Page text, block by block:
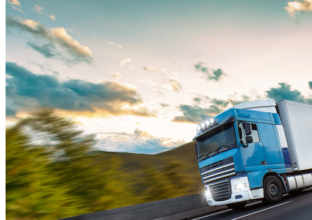
Trasporto a temperatura controllata
Trasporti tra paesi terzi
Trasporto di merci ADR, IMO e DGR
Settori serviti